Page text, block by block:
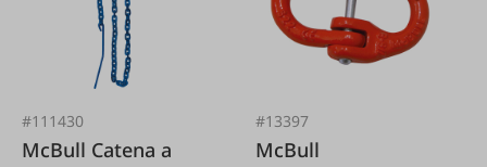
#111430
McBull Catena a
#13397
McBull